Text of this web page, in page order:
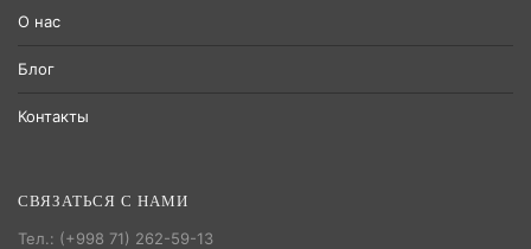
О нас
Блог
Контакты
СВЯЗАТЬСЯ С НАМИ
Тел.: (+998 71) 262-59-13